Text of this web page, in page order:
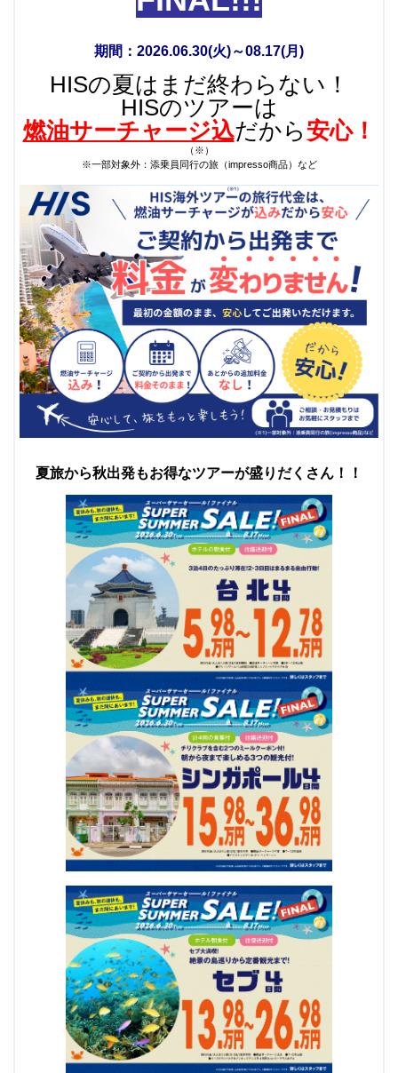
期間：2026.06.30(火)～08.17(月)
HISの夏はまだ終わらない！
HISのツアーは
燃油サーチャージ込だから 安心！
（※）
※一部対象外：添乗員同行の旅（impresso商品）など
夏旅から秋出発もお得なツアーが盛りだくさん！！